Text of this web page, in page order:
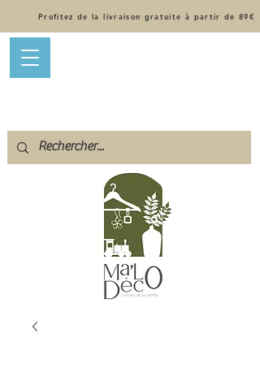
Profitez de la livraison gratuite à partir de 89€